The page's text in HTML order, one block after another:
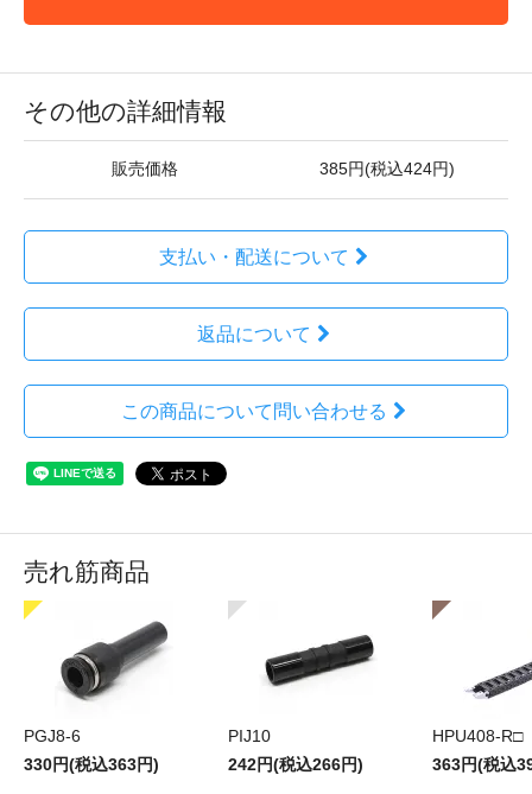
その他の詳細情報
販売価格 385円(税込424円)
支払い・配送について
返品について
この商品について問い合わせる
売れ筋商品
PGJ8-6
330円(税込363円)
PIJ10
242円(税込266円)
HPU408-R□
363円(税込